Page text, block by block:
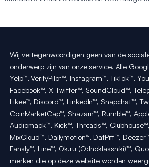
Wij vertegenwoordigen geen van de
onderwerp zijn van onze service. Alle
Yelp™, VerifyPilot™, Instagram™, TikTok™,
Facebook™, X-Twitter™, SoundCloud™,
Likee™, Discord™, LinkedIn™, Snapchat™,
CoinMarketCap™, Shazam™, Rumble™,
Audiomack™, Kick™, Threads™,
MixCloud™, Dailymotion™, DatPiff™,
Fansly™, Line™, Ok.ru (Odnoklassniki)™,
merken die op deze website worden